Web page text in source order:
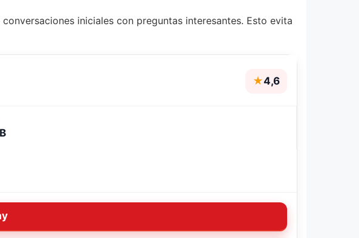
iniciales con preguntas interesantes. Esto evita
★4,6